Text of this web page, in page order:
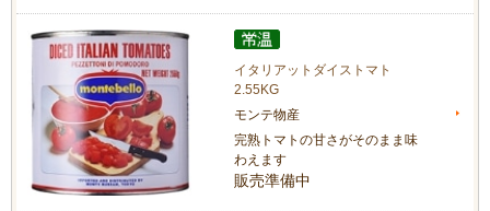
イタリアットダイストマト
2.55KG
モンテ物産
完熟トマトの甘さがそのまま味
わえます
販売準備中